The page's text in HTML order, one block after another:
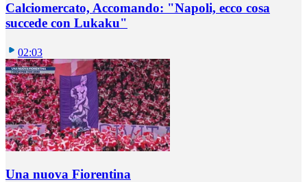
Calciomercato, Accomando: "Napoli, ecco cosa
succede con Lukaku"
02:03
Una nuova Fiorentina